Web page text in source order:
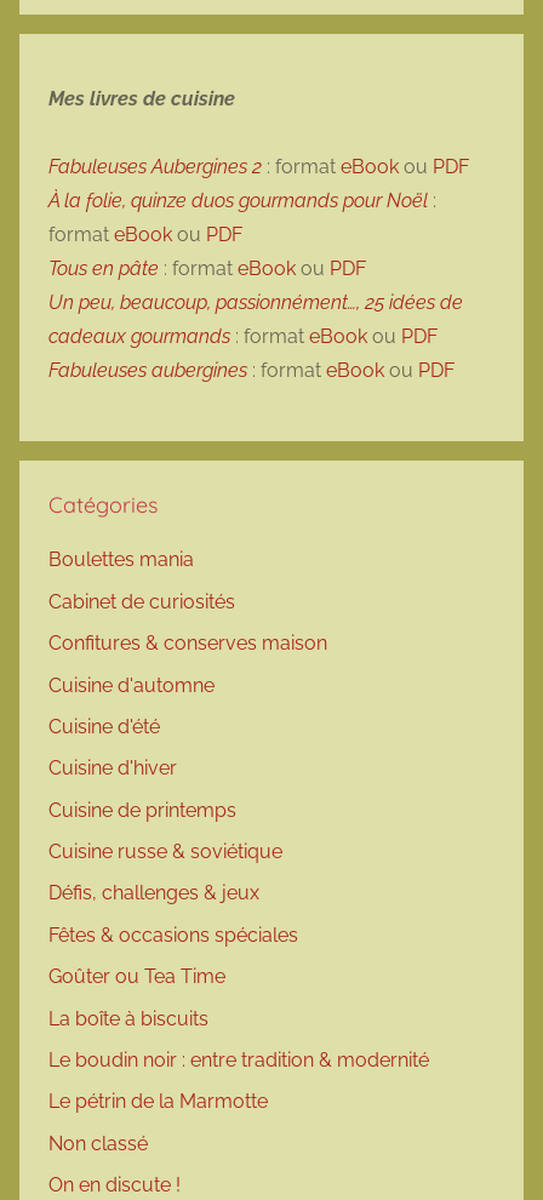
Mes livres de cuisine
Fabuleuses Aubergines 2 : format eBook ou PDF
À la folie, quinze duos gourmands pour Noël :
format eBook ou PDF
Tous en pâte : format eBook ou PDF
Un peu, beaucoup, passionnément…, 25 idées de
cadeaux gourmands : format eBook ou PDF
Fabuleuses aubergines : format eBook ou PDF
Catégories
Boulettes mania
Cabinet de curiosités
Confitures & conserves maison
Cuisine d'automne
Cuisine d'été
Cuisine d'hiver
Cuisine de printemps
Cuisine russe & soviétique
Défis, challenges & jeux
Fêtes & occasions spéciales
Goûter ou Tea Time
La boîte à biscuits
Le boudin noir : entre tradition & modernité
Le pétrin de la Marmotte
Non classé
On en discute !